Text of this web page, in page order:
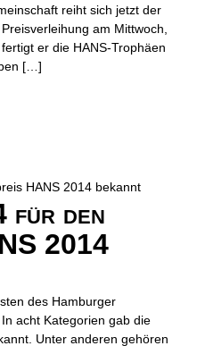
reiht sich jetzt der
am Mittwoch,
er die HANS-Trophäen
[…]
für den
2014
des Hamburger
acht Kategorien gab die
Unter anderen gehören